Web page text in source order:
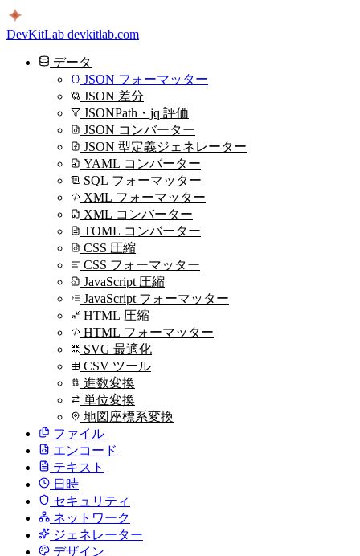
DevKitLab devkitlab.com
データ
JSON フォーマッター
JSON 差分
JSONPath・jq 評価
JSON コンバーター
JSON 型定義ジェネレーター
YAML コンバーター
SQL フォーマッター
XML フォーマッター
XML コンバーター
TOML コンバーター
CSS 圧縮
CSS フォーマッター
JavaScript 圧縮
JavaScript フォーマッター
HTML 圧縮
HTML フォーマッター
SVG 最適化
CSV ツール
進数変換
単位変換
地図座標系変換
ファイル
エンコード
テキスト
日時
セキュリティ
ネットワーク
ジェネレーター
デザイン